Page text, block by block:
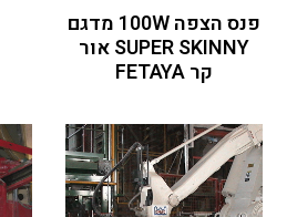
פנס הצפה 100W מדגם
SUPER SKINNY אור
קר FETAYA